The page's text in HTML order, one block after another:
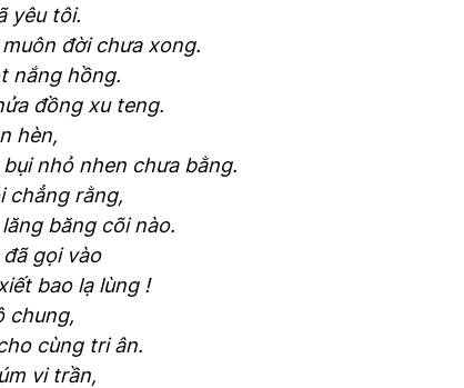
yêu tôi.
đời chưa xong.
nắng hồng.
đồng xu teng.
hèn,
nhỏ nhen chưa bằng.
chẳng rằng,
băng cõi nào.
gọi vào
bao lạ lùng !
chung,
cùng tri ân.
vi trần,